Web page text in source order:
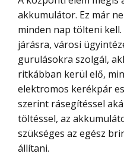
akkumulátor. Ez már
minden nap tölteni
járásra, városi
gurulásokra szolgál,
ritkábban kerül elő,
elektromos kerékpár
szerint rásegítéssel
töltéssel, az
szükséges az egész
állítani.